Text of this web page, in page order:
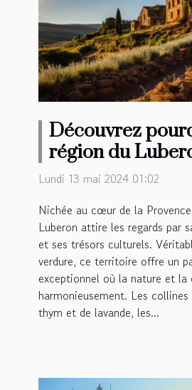
Découvrez
région du
destination
nature et de la
Lundi 13 mai 2024 01:02
Nichée au cœur de la
Luberon attire les regards par
et ses trésors culturels.
verdure, ce territoire offre un
exceptionnel où la nature et
harmonieusement. Les
thym et de lavande, les...